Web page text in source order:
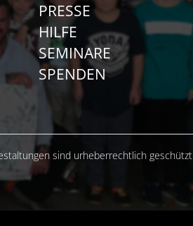
PRESSE
HILFE
SEMINARE
SPENDEN
sind urheberrechtlich geschützt